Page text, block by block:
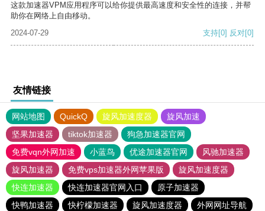
这款加速器VPM应用程序可以给你提供最高速度和安全性的连接，并帮
助你在网络上自由移动。
2024-07-29
支持[0] 反对[0]
友情链接
网站地图 QuickQ 旋风加速度器
旋风加速
坚果加速器
tiktok加速器
狗急加速器官网
免费vqn外网加速
小蓝鸟 优途加速器官网
风驰加速器
旋风加速器
免费vps加速器外网苹果版
旋风加速度器
快连加速器
快连加速器官网入口
原子加速器
快鸭加速器
快柠檬加速器 旋风加速度器
外网网址导航